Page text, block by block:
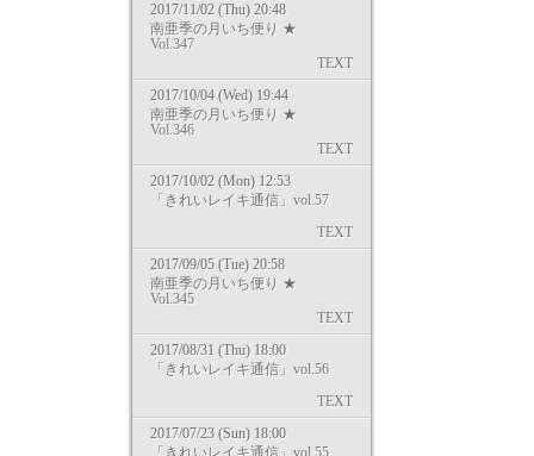
2017/11/02 (Thu) 20:48
南亜季の月いち便り ★
Vol.347
TEXT
2017/10/04 (Wed) 19:44
南亜季の月いち便り ★
Vol.346
TEXT
2017/10/02 (Mon) 12:53
「きれいレイキ通信」vol.57
TEXT
2017/09/05 (Tue) 20:58
南亜季の月いち便り ★
Vol.345
TEXT
2017/08/31 (Thu) 18:00
「きれいレイキ通信」vol.56
TEXT
2017/07/23 (Sun) 18:00
「きれいレイキ通信」vol.55